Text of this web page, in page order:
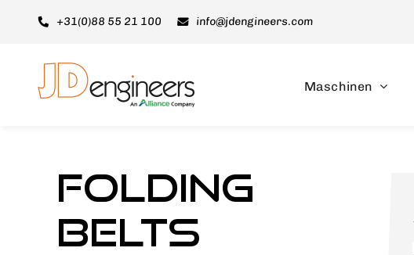
+31(0)88 55 21 100 info@jdengineers.com
Maschinen
Folding
belts